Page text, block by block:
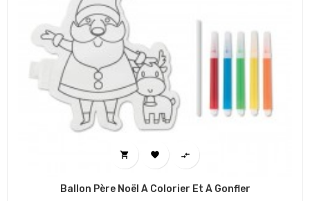
  
Ballon Père Noël À Colorier Et À Gonfler